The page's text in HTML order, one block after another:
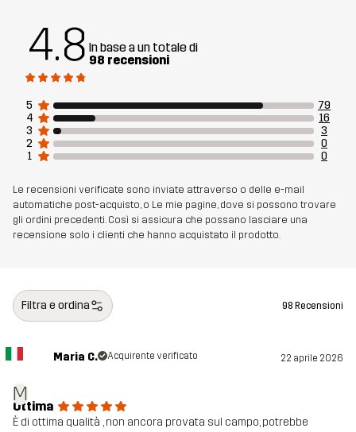
Peso
Realizzato per SCI ALPINO
Numero di
14164_4148
4.8 In base a un totale di
98 recensioni
5
79
4
16
3
3
2
0
1
0
Le recensioni verificate sono inviate attraverso o delle e-mail
automatiche post-acquisto, o Le mie pagine, dove si possono trovare
gli ordini precedenti. Così si assicura che possano lasciare una
recensione solo i clienti che hanno acquistato il prodotto.
Filtra e ordina 98 Recensioni
M
Maria C. Acquirente verificato 22 aprile 2026
Ottima
È di ottima qualità , non ancora provata sul campo, potrebbe